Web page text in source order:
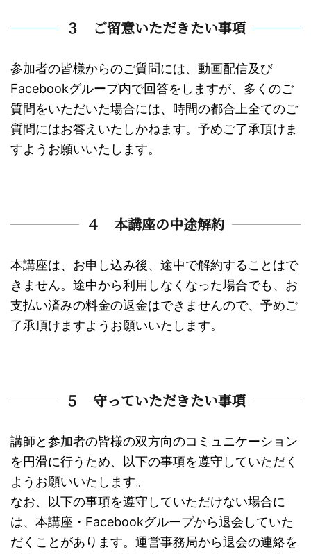
３ ご留意いただきたい事項
参加者の皆様からのご質問には、動画配信及び
Facebookグループ内で回答をしますが、多くのご
質問をいただいた場合には、時間の都合上全てのご
質問にはお答えいたしかねます。予めご了承頂けま
すようお願いいたします。
４ 本講座の中途解約
本講座は、お申し込み後、途中で解約することはで
きません。途中から利用しなくなった場合でも、お
支払い済みの料金の返金はできませんので、予めご
了承頂けますようお願いいたします。
５ 守っていただきたい事項
講師と参加者の皆様の双方向のコミュニケーション
を円滑に行うため、以下の事項を遵守していただく
ようお願いいたします。
なお、以下の事項を遵守していただけない場合に
は、本講座・Facebookグループから退会していた
だくことがあります。運営事務局から退会の連絡を